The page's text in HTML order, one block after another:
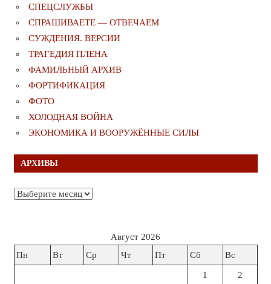
СПЕЦСЛУЖБЫ
СПРАШИВАЕТЕ — ОТВЕЧАЕМ
СУЖДЕНИЯ. ВЕРСИИ
ТРАГЕДИЯ ПЛЕНА
ФАМИЛЬНЫЙ АРХИВ
ФОРТИФИКАЦИЯ
ФОТО
ХОЛОДНАЯ ВОЙНА
ЭКОНОМИКА И ВООРУЖЁННЫЕ СИЛЫ
АРХИВЫ
Архивы
Август 2026
Пн
Вт Ср Чт Пт Сб Вс
1 2